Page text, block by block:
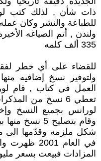
ذات شأن , لذلك كتب
للطباعة والنشر وكان
335 ألف كلمه
للقضاء على أي خطر
ولتوفير نسخ إضافيه
العمل في كتاب , قام
تعطي 6 نسخ من
لورانس بجميع النسخ
وقام بتصليح
شكل ملزمه وقدّمها الى
في العام
المزادات فبيعت بسعر